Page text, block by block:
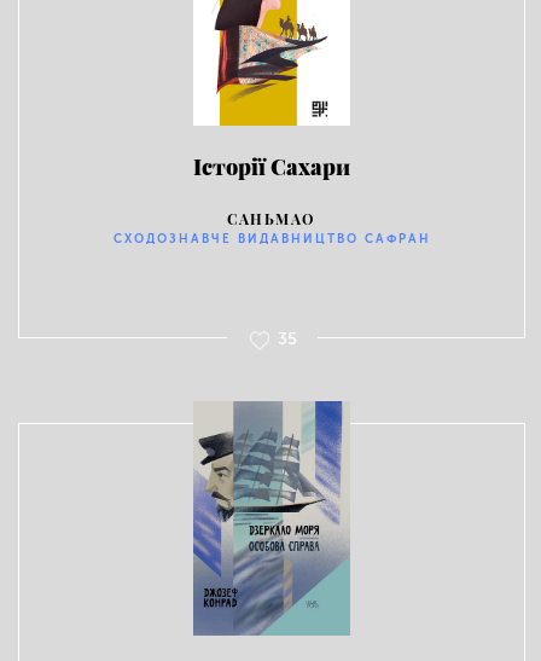
Історії Сахари
САНЬМАО
СХОДОЗНАВЧЕ ВИДАВНИЦТВО САФРАН
35